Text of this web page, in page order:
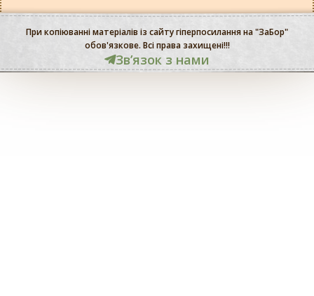
При копіюванні матеріалів із сайту гіперпосилання на "ЗаБор"
обов'язкове. Всі права захищені!!!
Звʼязок з нами